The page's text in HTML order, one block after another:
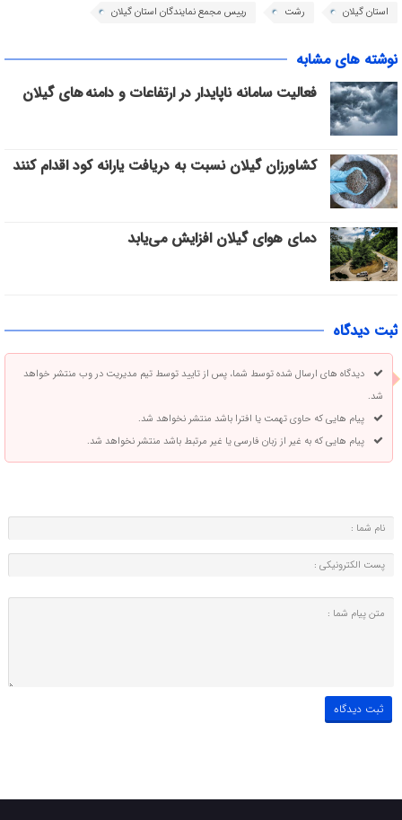
استان گیلان رشت رییس مجمع نمایندگان استان گیلان
نوشته های مشابه
فعالیت سامانه ناپایدار در ارتفاعات و دامنه های گیلان
کشاورزان گیلان نسبت به دریافت یارانه کود اقدام کنند
دمای هوای گیلان افزایش می‌یابد
ثبت دیدگاه
دیدگاه های ارسال شده توسط شما، پس از تایید توسط تیم مدیریت در وب منتشر خواهد
شد.
پیام هایی که حاوی تهمت یا افترا باشد منتشر نخواهد شد.
پیام هایی که به غیر از زبان فارسی یا غیر مرتبط باشد منتشر نخواهد شد.